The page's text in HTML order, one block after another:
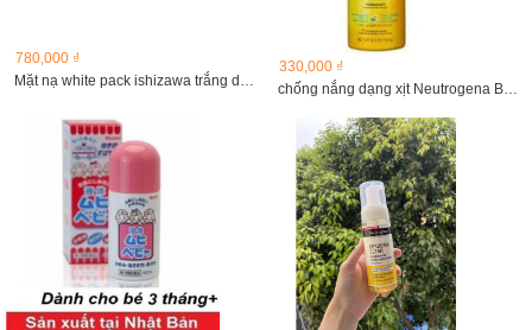
780,000 ₫
330,000 ₫
chống nắng dạng xịt Neutrogena Beach Defense 184g